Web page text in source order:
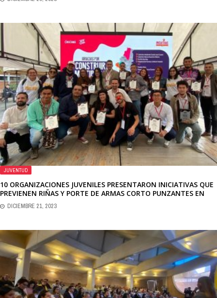
JUVENTUD
10 ORGANIZACIONES JUVENILES PRESENTARON INICIATIVAS QUE
PREVIENEN RIÑAS Y PORTE DE ARMAS CORTO PUNZANTES EN
BOSA, CIUDAD BOLÍVAR, KENNEDY Y SUBA
DICIEMBRE 21, 2023